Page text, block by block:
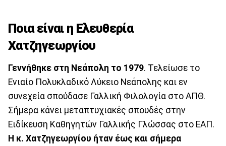
Ποια είναι η Ελευθερία
Χατζηγεωργίου
Γεννήθηκε στη Νεάπολη το 1979. Τελείωσε το
Ενιαίο Πολυκλαδικό Λύκειο Νεάπολης και εν
συνεχεία σπούδασε Γαλλική Φιλολογία στο ΑΠΘ.
Σήμερα κάνει μεταπτυχιακές σπουδές στην
Ειδίκευση Καθηγητών Γαλλικής Γλώσσας στο ΕΑΠ.
Η κ. Χατζηγεωργίου ήταν έως και σήμερα